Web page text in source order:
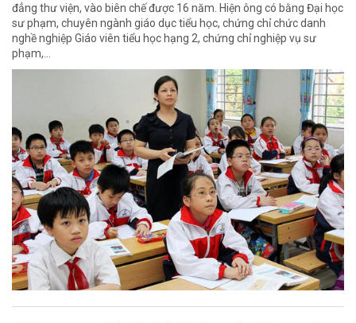
đẳng thư viện, vào biên chế được 16 năm. Hiện ông có bằng Đại học
sư phạm, chuyên ngành giáo dục tiểu học, chứng chỉ chức danh
nghề nghiệp Giáo viên tiểu học hạng 2, chứng chỉ nghiệp vụ sư
phạm,…